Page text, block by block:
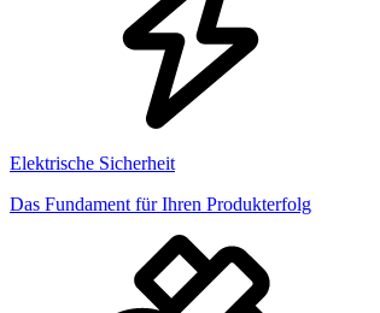
Elektrische Sicherheit
Das Fundament für Ihren Produkterfolg